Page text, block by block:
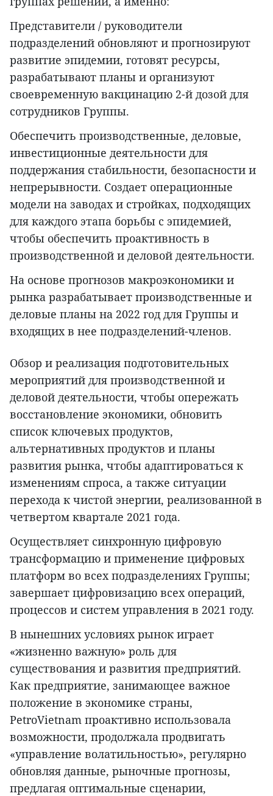
Представители / руководители
подразделений обновляют и прогнозируют
развитие эпидемии, готовят ресурсы,
разрабатывают планы и организуют
своевременную вакцинацию 2-й дозой для
сотрудников Группы.
Обеспечить производственные, деловые,
инвестиционные деятельности для
поддержания стабильности, безопасности и
непрерывности. Создает операционные
модели на заводах и стройках, подходящих
для каждого этапа борьбы с эпидемией,
чтобы обеспечить проактивность в
производственной и деловой деятельности.
На основе прогнозов макроэкономики и
рынка разрабатывает производственные и
деловые планы на 2022 год для Группы и
входящих в нее подразделений-членов.
Обзор и реализация подготовительных
мероприятий для производственной и
деловой деятельности, чтобы опережать
восстановление экономики, обновить
список ключевых продуктов,
альтернативных продуктов и планы
развития рынка, чтобы адаптироваться к
изменениям спроса, а также ситуации
перехода к чистой энергии, реализованной в
четвертом квартале 2021 года.
Осуществляет синхронную цифровую
трансформацию и применение цифровых
платформ во всех подразделениях Группы;
завершает цифровизацию всех операций,
процессов и систем управления в 2021 году.
В нынешних условиях рынок играет
«жизненно важную» роль для
существования и развития предприятий.
Как предприятие, занимающее важное
положение в экономике страны,
PetroVietnam проактивно использовала
возможности, продолжала продвигать
«управление волатильностью», регулярно
обновляя данные, рыночные прогнозы,
предлагая оптимальные сценарии,